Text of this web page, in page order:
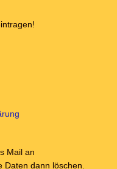
Mail an
Daten dann löschen.